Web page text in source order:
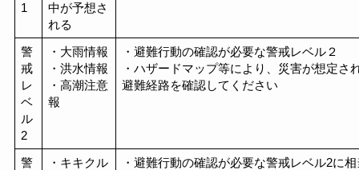
1
中が予想さ
れる
警
戒
レ
ベ
ル
2
・大雨情報
・洪水情報
・高潮注意
報
・避難行動の確認が必要な警戒レベル２
・ハザードマップ等により、災害が想定さ
避難経路を確認してください
警
・キキクル
・避難行動の確認が必要な警戒レベル2に相